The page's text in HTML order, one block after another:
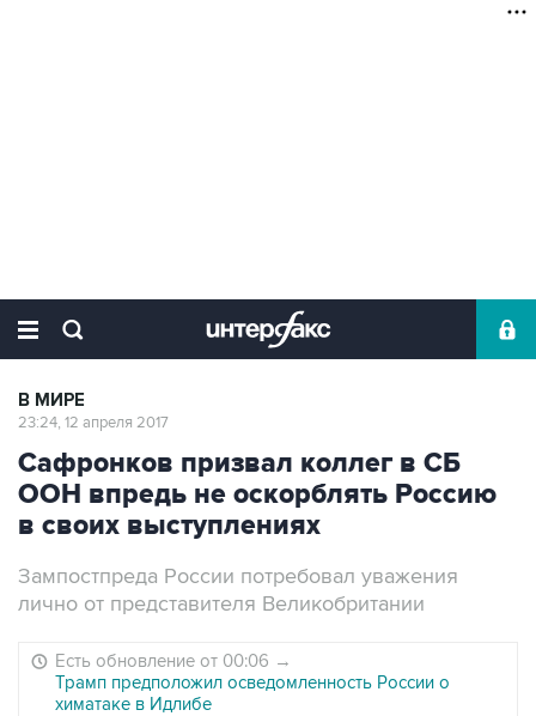
В МИРЕ
23:24, 12 апреля 2017
Сафронков призвал коллег в СБ
ООН впредь не оскорблять Россию
в своих выступлениях
Зампостпреда России потребовал уважения
лично от представителя Великобритании
Есть обновление от 00:06 →
Трамп предположил осведомленность России о
химатаке в Идлибе